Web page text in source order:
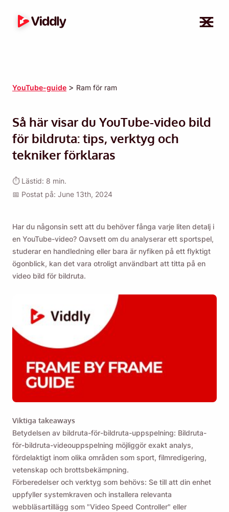
YouTube-guide > Ram för ram
Så här visar du YouTube-video bild
för bildruta: tips, verktyg och
tekniker förklaras
⏱ Lästid: 8 min.
📅 Postat på: June 13th, 2024
Har du någonsin sett att du behöver fånga varje liten detalj i
en YouTube-video? Oavsett om du analyserar ett sportspel,
studerar en handledning eller bara är nyfiken på ett flyktigt
ögonblick, kan det vara otroligt användbart att titta på en
video bild för bildruta.
Viktiga takeaways
Betydelsen av bildruta-för-bildruta-uppspelning: Bildruta-
för-bildruta-videouppspelning möjliggör exakt analys,
fördelaktigt inom olika områden som sport, filmredigering,
vetenskap och brottsbekämpning.
Förberedelser och verktyg som behövs: Se till att din enhet
uppfyller systemkraven och installera relevanta
webbläsartillägg som "Video Speed ​​Controller" eller